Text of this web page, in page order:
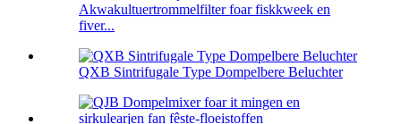
Akwakultuertrommelfilter foar fiskkweek en
fiver...
QXB Sintrifugale Type Dompelbere Beluchter